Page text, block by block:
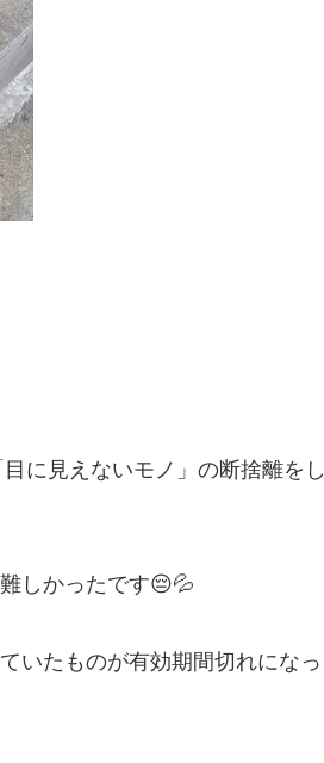
に見えないモノ」の断捨離をし
しかったです😔💦
いたものが有効期間切れになっ